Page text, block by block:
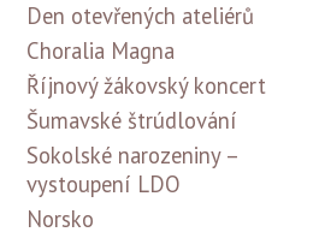
Den otevřených ateliérů
Choralia Magna
Říjnový žákovský koncert
Šumavské štrúdlování
Sokolské narozeniny –
vystoupení LDO
Norsko